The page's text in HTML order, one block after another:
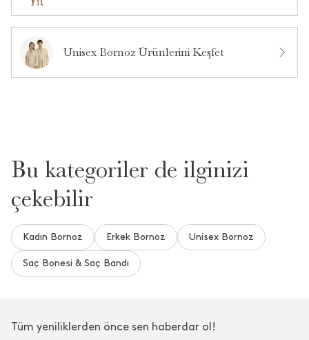
Ürün Hakkında Soru Sor
Unisex Bornoz Ürünlerini Keşfet
Bu kategoriler de ilginizi
çekebilir
Kadın Bornoz Erkek Bornoz Unisex Bornoz
Saç Bonesi & Saç Bandı
Tüm yeniliklerden önce sen haberdar ol!